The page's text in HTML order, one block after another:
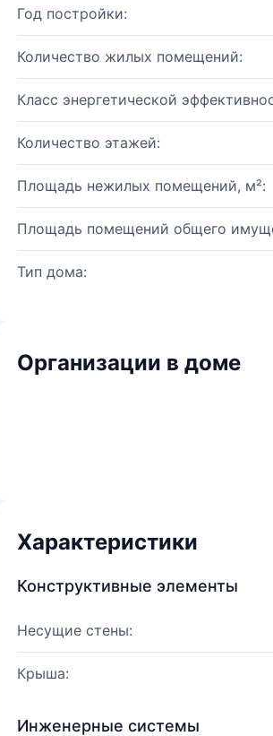
Год постройки:
Количество жилых помещений:
Класс энергетической
Количество этажей:
Площадь нежилых помещений, м²:
Площадь помещений общего
Тип дома:
Организации в доме
Характеристики
Конструктивные элементы
Несущие стены:
Крыша:
Инженерные системы